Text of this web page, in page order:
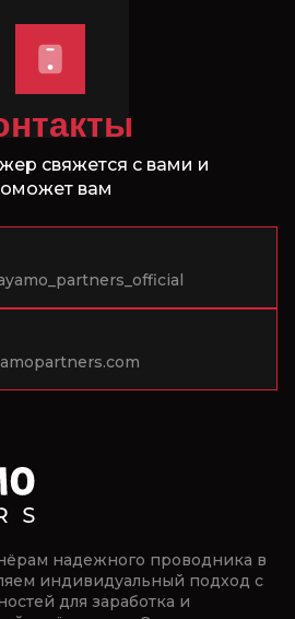
свяжется с вами и
вам
надежного проводника в
индивидуальный подход с
для заработка и